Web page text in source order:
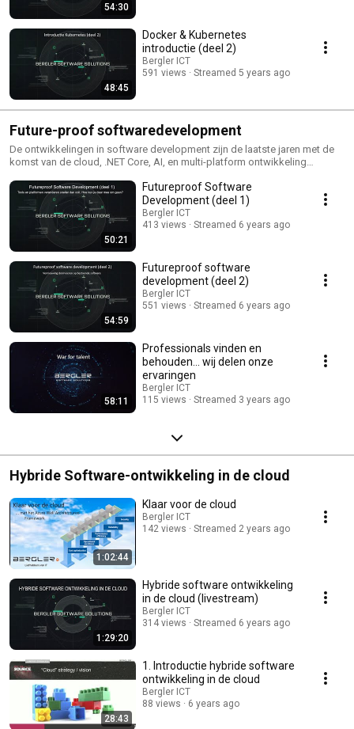
54:30
48:45
Docker & Kubernetes
introductie (deel 2)
Bergler ICT
591 views
Streamed 5 years ago
Future-proof softwaredevelopment
De ontwikkelingen in software development zijn de laatste jaren met de
komst van de cloud, .NET Core, AI, en multi-platform ontwikkeling
ontwikkelingen niet op de voet hoefde te volgen, gaan ontwikkelingen nu
zo snel dat je het niet kunt permitteren om achterop te raken. Hoe houd je
jezelf staande als veranderingen elkaar zo snel opvolgen. Tijdens deze
presentatie('s) gaan we in op een aantal ingrediënten die je helpen om
niet alleen te overleven, maar vol overtuiging de uitdaging aan te gaan.
Meer weten? https://www.bergler.nl
50:21
Futureproof Software
Development (deel 1)
Bergler ICT
413 views
Streamed 6 years ago
54:59
Futureproof software
development (deel 2)
Bergler ICT
551 views
Streamed 6 years ago
58:11
Professionals vinden en
behouden... wij delen onze
ervaringen
Bergler ICT
115 views
Streamed 3 years ago
Hybride Software-ontwikkeling in de cloud
1:02:44
Klaar voor de cloud
Bergler ICT
142 views
Streamed 2 years ago
1:29:20
Hybride software ontwikkeling
in de cloud (livestream)
Bergler ICT
314 views
Streamed 6 years ago
28:43
1. Introductie hybride software
ontwikkeling in de cloud
Bergler ICT
88 views
6 years ago